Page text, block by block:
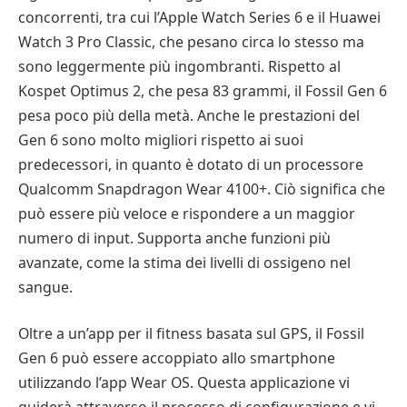
concorrenti, tra cui l’Apple Watch Series 6 e il Huawei
Watch 3 Pro Classic, che pesano circa lo stesso ma
sono leggermente più ingombranti. Rispetto al
Kospet Optimus 2, che pesa 83 grammi, il Fossil Gen 6
pesa poco più della metà. Anche le prestazioni del
Gen 6 sono molto migliori rispetto ai suoi
predecessori, in quanto è dotato di un processore
Qualcomm Snapdragon Wear 4100+. Ciò significa che
può essere più veloce e rispondere a un maggior
numero di input. Supporta anche funzioni più
avanzate, come la stima dei livelli di ossigeno nel
sangue.
Oltre a un’app per il fitness basata sul GPS, il Fossil
Gen 6 può essere accoppiato allo smartphone
utilizzando l’app Wear OS. Questa applicazione vi